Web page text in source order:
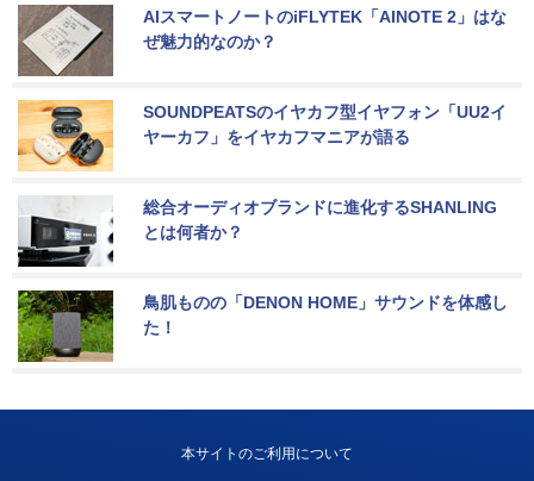
AIスマートノートのiFLYTEK「AINOTE 2」はな
ぜ魅力的なのか？
SOUNDPEATSのイヤカフ型イヤフォン「UU2イ
ヤーカフ」をイヤカフマニアが語る
総合オーディオブランドに進化するSHANLING
とは何者か？
鳥肌ものの「DENON HOME」サウンドを体感し
た！
本サイトのご利用について